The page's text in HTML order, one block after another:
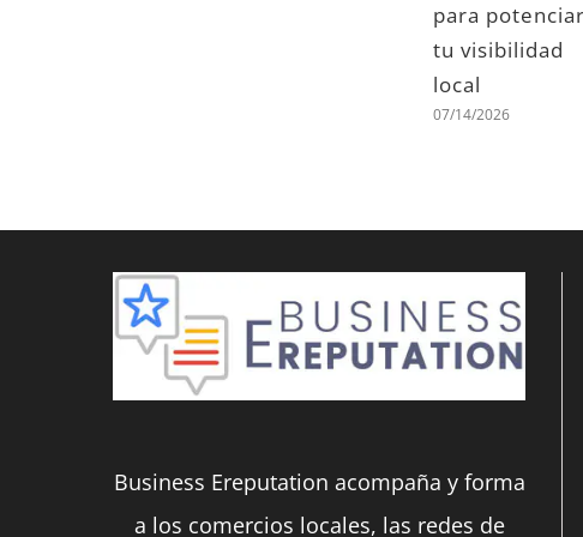
respuestas de
Gemini
07/02/2026
Business Ereputation acompaña y forma
a los comercios locales, las redes de